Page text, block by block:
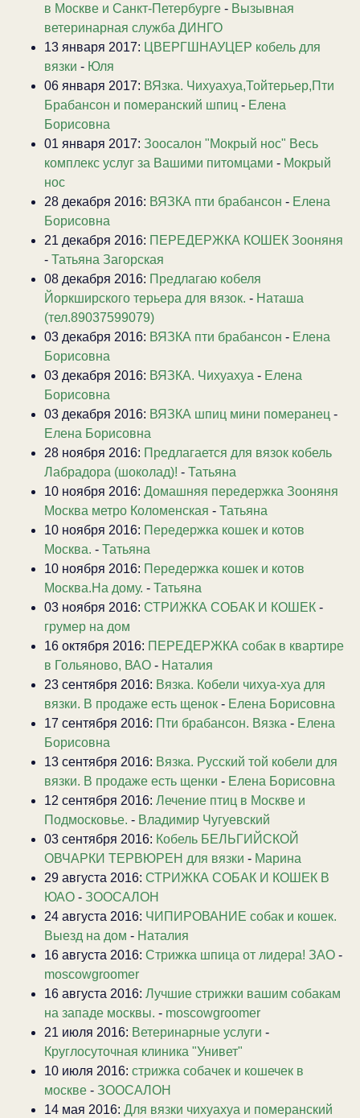
в Москве и Санкт-Петербурге - Вызывная
ветеринарная служба ДИНГО
13 января 2017: ЦВЕРГШНАУЦЕР кобель для
вязки - Юля
06 января 2017: ВЯзка. Чихуахуа,Тойтерьер,Пти
Брабансон и померанский шпиц - Елена
Борисовна
01 января 2017: Зоосалон "Мокрый нос" Весь
комплекс услуг за Вашими питомцами - Мокрый
нос
28 декабря 2016: ВЯЗКА пти брабансон - Елена
Борисовна
21 декабря 2016: ПЕРЕДЕРЖКА КОШЕК Зооняня
- Татьяна Загорская
08 декабря 2016: Предлагаю кобеля
Йоркширского терьера для вязок. - Наташа
(тел.89037599079)
03 декабря 2016: ВЯЗКА пти брабансон - Елена
Борисовна
03 декабря 2016: ВЯЗКА. Чихуахуа - Елена
Борисовна
03 декабря 2016: ВЯЗКА шпиц мини померанец -
Елена Борисовна
28 ноября 2016: Предлагается для вязок кобель
Лабрадора (шоколад)! - Татьяна
10 ноября 2016: Домашняя передержка Зооняня
Москва метро Коломенская - Татьяна
10 ноября 2016: Передержка кошек и котов
Москва. - Татьяна
10 ноября 2016: Передержка кошек и котов
Москва.На дому. - Татьяна
03 ноября 2016: СТРИЖКА СОБАК И КОШЕК -
грумер на дом
16 октября 2016: ПЕРЕДЕРЖКА собак в квартире
в Гольяново, ВАО - Наталия
23 сентября 2016: Вязка. Кобели чихуа-хуа для
вязки. В продаже есть щенок - Елена Борисовна
17 сентября 2016: Пти брабансон. Вязка - Елена
Борисовна
13 сентября 2016: Вязка. Русский той кобели для
вязки. В продаже есть щенки - Елена Борисовна
12 сентября 2016: Лечение птиц в Москве и
Подмосковье. - Владимир Чугуевский
03 сентября 2016: Кобель БЕЛЬГИЙСКОЙ
ОВЧАРКИ ТЕРВЮРЕН для вязки - Марина
29 августа 2016: СТРИЖКА СОБАК И КОШЕК В
ЮАО - ЗООСАЛОН
24 августа 2016: ЧИПИРОВАНИЕ собак и кошек.
Выезд на дом - Наталия
16 августа 2016: Стрижка шпица от лидера! ЗАО -
moscowgroomer
16 августа 2016: Лучшие стрижки вашим собакам
на западе москвы. - moscowgroomer
21 июля 2016: Ветеринарные услуги -
Круглосуточная клиника "Унивет"
10 июля 2016: стрижка собачек и кошечек в
москве - ЗООСАЛОН
14 мая 2016: Для вязки чихуахуа и померанский